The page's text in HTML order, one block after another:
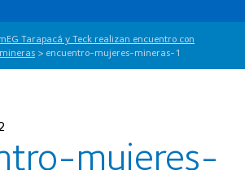
Tarapacá y Teck realizan encuentro con
> encuentro-mujeres-mineras-1
mujeres-